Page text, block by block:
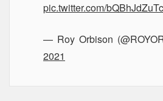
pic.twitter.com/bQBhJdZuTc
— Roy Orbison
2021